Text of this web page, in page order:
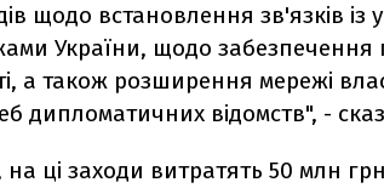
щодо встановлення зв'язків із
України, щодо забезпечення
а також розширення мережі
дипломатичних відомств", -
ці заходи витратять 50 млн